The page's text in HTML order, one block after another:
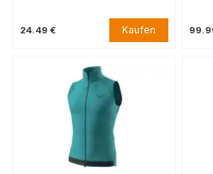
24.49 € Kaufen